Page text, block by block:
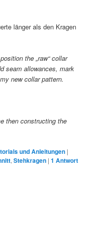
länger als den Kragen
the „raw“ collar
seam allowances, mark
new collar pattern.
then constructing the
und Anleitungen |
,Stehkragen |1 Antwort